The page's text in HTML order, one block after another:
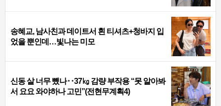
송혜교, 남사친과 데이트서 흰 티셔츠+청바지 입
었을 뿐인데…빛나는 미모
신동 살 너무 뺐나‥37㎏ 감량 부작용 “못 알아봐
서 요요 와야하나 고민”(전현무계획4)